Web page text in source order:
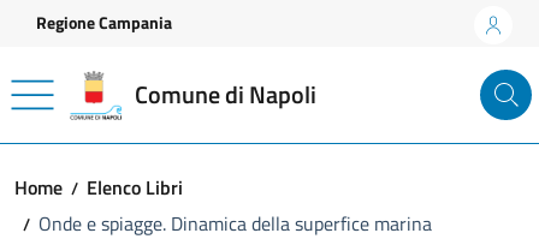
Vai ai contenuti
Vai al footer
Regione Campania
Comune di Napoli
Home
Elenco Libri
Onde e spiagge. Dinamica della superfice marina